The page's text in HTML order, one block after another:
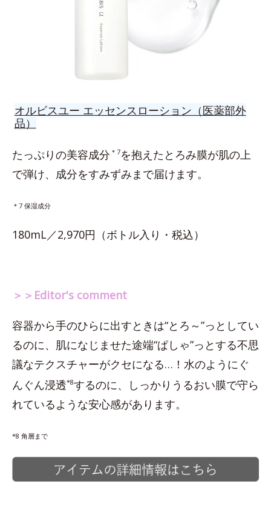
オルビスユー エッセンスローション（医薬部外
品）
たっぷりの美容成分 ＊7を抱えたとろみ膜が肌の上
で弾け、成分をすみずみまで届けます。
＊7 保湿成分
180mL／2,970円（ボトル入り・税込）
＞＞Editor's comment
容器から手のひらに出すときは“とろ～”っとしてい
るのに、肌になじませた途端“ぱしゃ”っとする不思
議なテクスチャーがクセになる…！水のようにぐ
んぐん浸透*8するのに、しっかりうるおい膜で守ら
れているような安心感があります。
*8 角層まで